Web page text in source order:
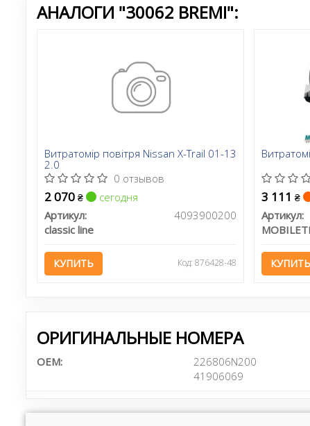
АНАЛОГИ "30062 BREMI":
Витратомір повітря Nissan X-Trail 01-13
2.0
0 отзывов
2 070 ₴
сегодня
Артикул:
4093900200
classic line
КУПИТЬ Код: 876428-48
3 111 ₴
Артикул:
КУПИТЬ
ОРИГИНАЛЬНЫЕ НОМЕРА
OEM: 226806N200
41906069